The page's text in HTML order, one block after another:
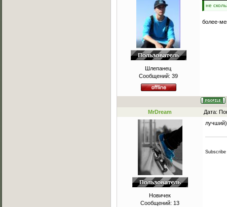
Шлепанец
Сообщений: 39
не
более-
MrDream Дата:
Новичек
Сообщений: 13
лучший)